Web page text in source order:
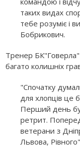
таких видах
тебе розуміє і
Бобрикович.
Тренер
багато колишніх
"Спочатку
для хлопців це
Перший день
ретрит.
ветерани з
Львова,